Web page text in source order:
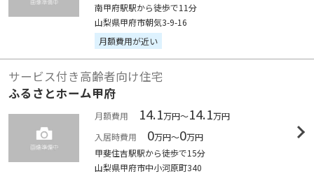
南甲府駅駅から徒歩で11分
山梨県甲府市朝気3-9-16
月額費用が近い
サービス付き高齢者向け住宅
ふるさとホーム甲府
月額費用 14.1万円～14.1万円
入居時費用
0万円～0万円
甲斐住吉駅駅から徒歩で15分
山梨県甲府市中小河原町340